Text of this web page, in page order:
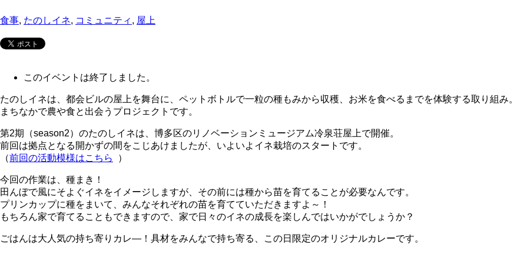
食事, たのしイネ, コミュニティ , 屋上
このイベントは終了しました。
たのしイネは、都会ビルの屋上を舞台に、ペットボトルで一粒の種もみから収穫、お米を食べるまでを体験する取り組み。
まちなかで農や食と出会うプロジェクトです。
第2期（season2）のたのしイネは、博多区のリノベーションミュージアム冷泉荘屋上で開催。
前回は拠点となる開かずの間をこじあけましたが、いよいよイネ栽培のスタートです。
（前回の活動模様はこちら ）
今回の作業は、種まき！
田んぼで風にそよぐイネをイメージしますが、その前には種から苗を育てることが必要なんです。
プリンカップに種をまいて、みんなそれぞれの苗を育てていただきますよ～！
もちろん家で育てることもできますので、家で日々のイネの成長を楽しんではいかがでしょうか？
ごはんは大人気の持ち寄りカレ―！具材をみんなで持ち寄る、この日限定のオリジナルカレーです。